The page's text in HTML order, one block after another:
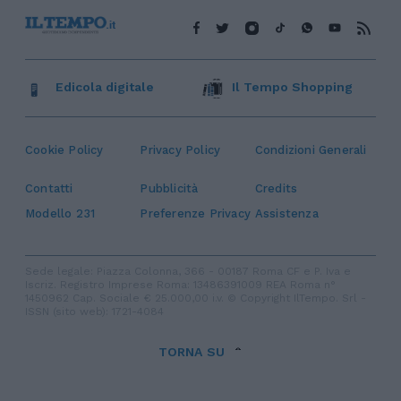
Cookie Policy Privacy Policy Condizioni Generali
Contatti Pubblicità
Credits
Modello 231
Preferenze Privacy Assistenza
Edicola digitale Il Tempo Shopping
TORNA SU